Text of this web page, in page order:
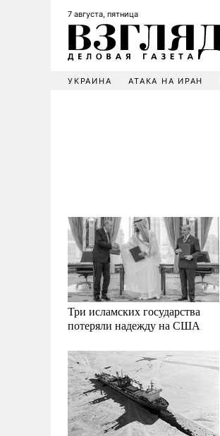
7 августа, пятница
УКРАИНА АТАКА НА ИРАН
Три исламских государства
потеряли надежду на США